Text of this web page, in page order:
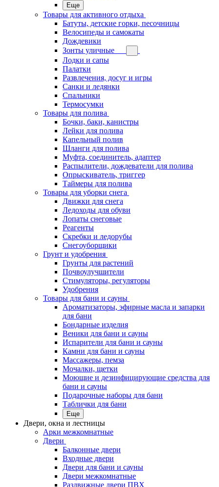
Еще
Товары для активного отдыха
Батуты, детские горки, песочницы
Велосипеды и самокаты
Дождевики
Зонты уличные
Лодки и сапы
Палатки
Развлечения, досуг и игры
Санки и ледянки
Спальники
Термосумки
Товары для полива
Бочки, баки, канистры
Лейки для полива
Капельный полив
Шланги для полива
Муфта, соединитель, адаптер
Распылители, дождеватели для полива
Опрыскиватель, триггер
Таймеры для полива
Товары для уборки снега
Движки для снега
Ледоходы для обуви
Лопаты снеговые
Реагенты
Скребки и ледорубы
Снегоуборщики
Грунт и удобрения
Грунты для растений
Почвоулучшители
Стимуляторы, регуляторы
Удобрения
Товары для бани и сауны
Ароматизаторы, эфирные масла и запарки
для бани
Бондарные изделия
Веники для бани и сауны
Испарители для бани и сауны
Камни для бани и сауны
Массажеры, пемза
Мочалки, щетки
Моющие и дезинфицирующие средства для
бани и сауны
Подарочные наборы для бани
Таблички для бани
Еще
Двери, окна и лестницы
Арки межкомнатные
Двери
Балконные двери
Входные двери
Двери для бани и сауны
Двери межкомнатные
Раздвижные двери ПВХ